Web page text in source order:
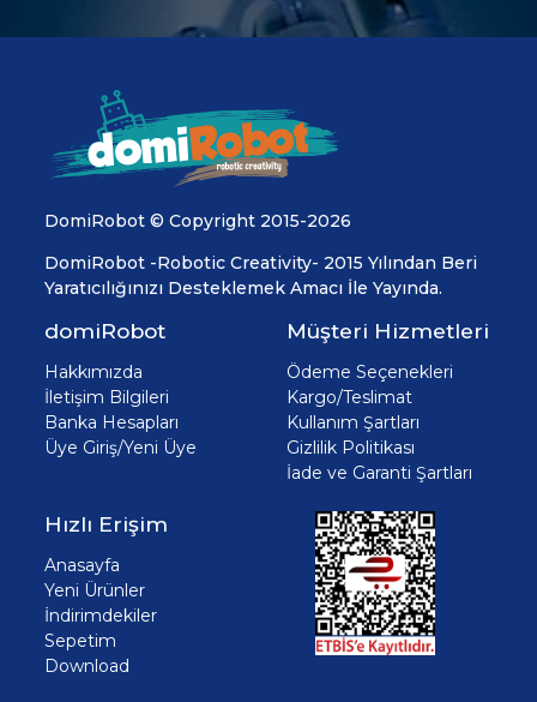
DomiRobot © Copyright 2015-2026
DomiRobot -Robotic Creativity- 2015 Yılından Beri
Yaratıcılığınızı Desteklemek Amacı İle Yayında.
domiRobot
Hakkımızda
İletişim Bilgileri
Banka Hesapları
Üye Giriş/Yeni Üye
Müşteri Hizmetleri
Ödeme Seçenekleri
Kargo/Teslimat
Kullanım Şartları
Gizlilik Politikası
İade ve Garanti Şartları
Hızlı Erişim
Anasayfa
Yeni Ürünler
İndirimdekiler
Sepetim
Download